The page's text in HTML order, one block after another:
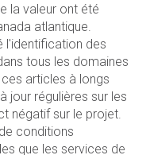
la valeur ont été
atlantique.
l'identification des
tous les domaines
articles à longs
jour régulières sur les
négatif sur le projet.
conditions
que les services de